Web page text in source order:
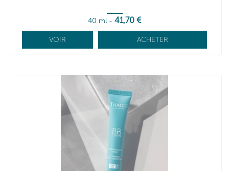
40 ml - 41,70 €
VOIR ACHETER